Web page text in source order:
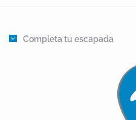
Completa tu escapada